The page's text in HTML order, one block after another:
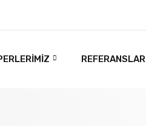
REFERANSLAR